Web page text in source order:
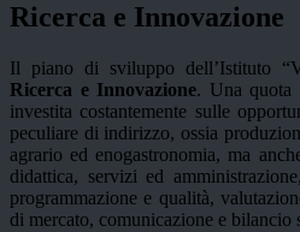
Ricerca e Innovazione
Il piano di sviluppo dell’Istituto
Ricerca e Innovazione. Una quota
investita costantemente sulle
peculiare di indirizzo, ossia
agrario ed enogastronomia, ma
didattica, servizi ed amministrazione,
programmazione e qualità,
di mercato, comunicazione e bilancio